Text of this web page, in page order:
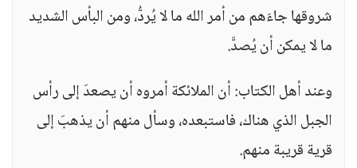
شروقها جاءَهم من أمر الله ما لا يُردُّ، ومن البأس الشديد
ما لا يمكن أن يُصدَّ.
وعند أهل الكتاب: أن الملائكة أمروه أن يصعدَ إلى رأس
الجبل الذي هناك، فاستبعده، وسأل منهم أن يذهبَ إلى
قرية قريبة منهم.